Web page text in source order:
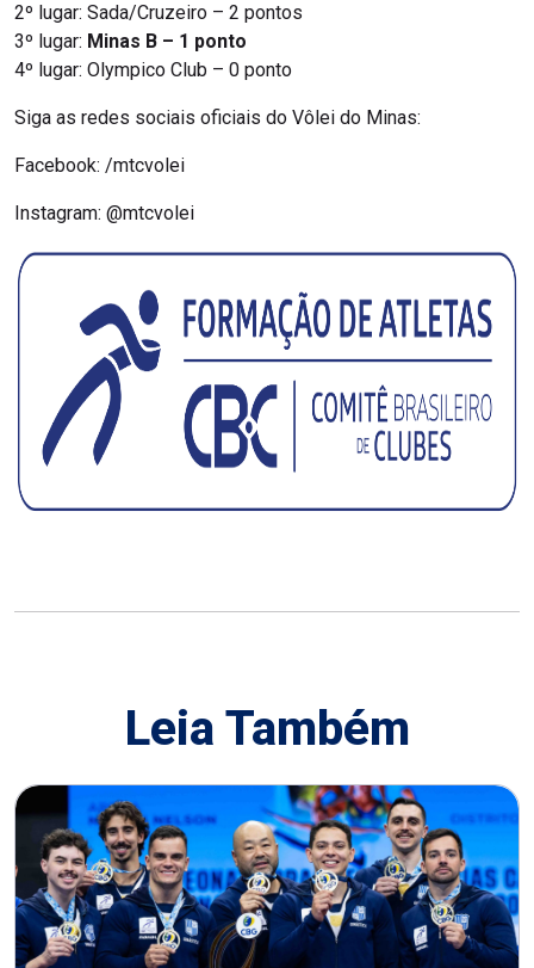
2º lugar: Sada/Cruzeiro – 2 pontos
3º lugar: Minas B – 1 ponto
4º lugar: Olympico Club – 0 ponto
Siga as redes sociais oficiais do Vôlei do Minas:
Facebook: /mtcvolei
Instagram: @mtcvolei
Leia Também